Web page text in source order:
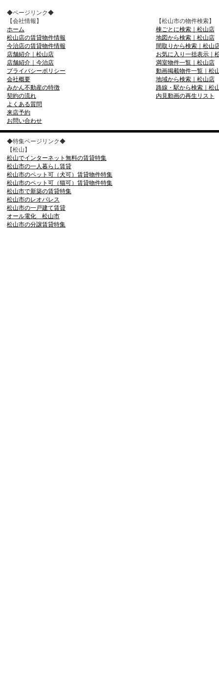
◆ページリンク◆
【会社情報】
ホーム
松山店の賃貸物件情報
今治店の賃貸物件情報
店舗紹介｜松山店
店舗紹介｜今治店
プライバシーポリシー
会社概要
みかん不動産の特徴
契約の流れ
よくある質問
来店予約
お問い合わせ
【松山市の物件検索】
棟ごとに検索｜松山店
地図から検索｜松山店
間取りから検索｜松山
お気に入り一括表示｜
満室物件一覧｜松山店
動画掲載物件一覧｜松
地域から検索｜松山店
路線・駅から検索｜松
内見動画の再生リスト
◆特集ページリンク◆
【松山】
松山でインターネット無料の賃貸特集
松山市の一人暮らし賃貸
松山市のペット可（犬可）賃貸物件特集
松山市のペット可（猫可）賃貸物件特集
松山市で新築の賃貸特集
松山市のレオパレス
松山市の一戸建て賃貸
オール電化 松山市
松山市の分譲賃貸特集